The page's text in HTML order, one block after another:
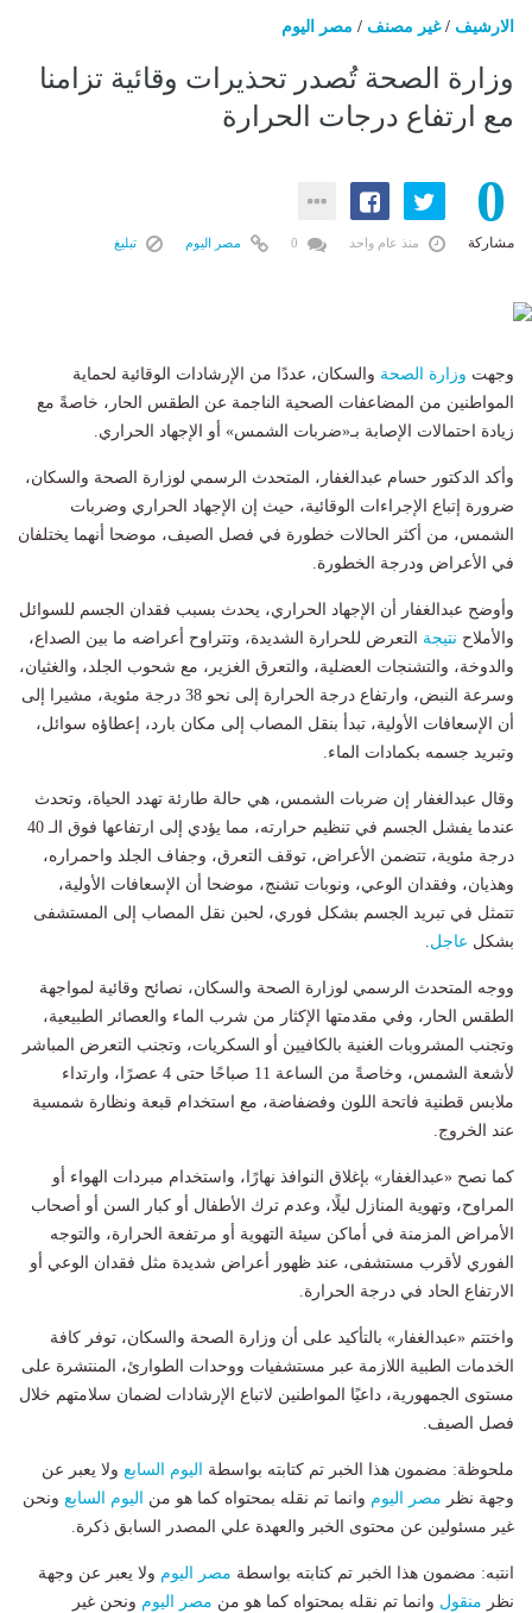
الارشيف /غير مصنف / مصر اليوم
وزارة الصحة تُصدر تحذيرات وقائية تزامنا
مع ارتفاع درجات الحرارة
0
مشاركة منذ عام واحد مصر اليوم تبليغ
وجهت وزارة الصحة والسكان، عددًا من الإرشادات الوقائية لحماية
المواطنين من المضاعفات الصحية الناجمة عن الطقس الحار، خاصةً مع
زيادة احتمالات الإصابة بـ«ضربات الشمس» أو الإجهاد الحراري.
وأكد الدكتور حسام عبدالغفار، المتحدث الرسمي لوزارة الصحة والسكان،
ضرورة إتباع الإجراءات الوقائية، حيث إن الإجهاد الحراري وضربات
الشمس، من أكثر الحالات خطورة في فصل الصيف، موضحا أنهما يختلفان
في الأعراض ودرجة الخطورة.
وأوضح عبدالغفار أن الإجهاد الحراري، يحدث بسبب فقدان الجسم للسوائل
والأملاح نتيجة التعرض للحرارة الشديدة، وتتراوح أعراضه ما بين الصداع،
والدوخة، والتشنجات العضلية، والتعرق الغزير، مع شحوب الجلد، والغثيان،
وسرعة النبض، وارتفاع درجة الحرارة إلى نحو 38 درجة مئوية، مشيرا إلى
أن الإسعافات الأولية، تبدأ بنقل المصاب إلى مكان بارد، إعطاؤه سوائل،
وتبريد جسمه بكمادات الماء.
وقال عبدالغفار إن ضربات الشمس، هي حالة طارئة تهدد الحياة، وتحدث
عندما يفشل الجسم في تنظيم حرارته، مما يؤدي إلى ارتفاعها فوق الـ 40
درجة مئوية، تتضمن الأعراض، توقف التعرق، وجفاف الجلد واحمراره،
وهذيان، وفقدان الوعي، ونوبات تشنج، موضحا أن الإسعافات الأولية،
تتمثل في تبريد الجسم بشكل فوري، لحبن نقل المصاب إلى المستشفى
بشكل عاجل
ووجه المتحدث الرسمي لوزارة الصحة والسكان، نصائح وقائية لمواجهة
الطقس الحار، وفي مقدمتها الإكثار من شرب الماء والعصائر الطبيعية،
وتجنب المشروبات الغنية بالكافيين أو السكريات، وتجنب التعرض المباشر
لأشعة الشمس، وخاصةً من الساعة 11 صباحًا حتى 4 عصرًا، وارتداء
ملابس قطنية فاتحة اللون وفضفاضة، مع استخدام قبعة ونظارة شمسية
عند الخروج.
كما نصح «عبدالغفار» بإغلاق النوافذ نهارًا، واستخدام مبردات الهواء أو
المراوح، وتهوية المنازل ليلًا، وعدم ترك الأطفال أو كبار السن أو أصحاب
الأمراض المزمنة في أماكن سيئة التهوية أو مرتفعة الحرارة، والتوجه
الفوري لأقرب مستشفى، عند ظهور أعراض شديدة مثل فقدان الوعي أو
الارتفاع الحاد في درجة الحرارة.
واختتم «عبدالغفار» بالتأكيد على أن وزارة الصحة والسكان، توفر كافة
الخدمات الطبية اللازمة عبر مستشفيات ووحدات الطوارئ، المنتشرة على
مستوى الجمهورية، داعيًا المواطنين لاتباع الإرشادات لضمان سلامتهم خلال
فصل الصيف.
ملحوظة: مضمون هذا الخبر تم كتابته بواسطة اليوم السابع ولا يعبر عن
وجهة نظر مصر اليوم وانما تم نقله بمحتواه كما هو من اليوم السابع ونحن
غير مسئولين عن محتوى الخبر والعهدة علي المصدر السابق ذكرة.
انتبه: مضمون هذا الخبر تم كتابته بواسطة مصر اليوم ولا يعبر عن وجهة
نظر منقول وانما تم نقله بمحتواه كما هو من مصر اليوم ونحن غير